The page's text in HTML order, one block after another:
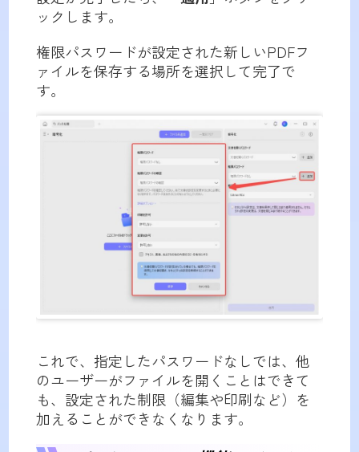
ックします。
権限パスワードが設定された新しいPDFフ
ァイルを保存する場所を選択して完了で
す。
これで、指定したパスワードなしでは、他
のユーザーがファイルを開くことはできて
も、設定された制限（編集や印刷など）を
加えることができなくなります。